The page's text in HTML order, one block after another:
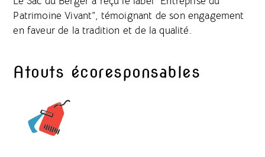
Patrimoine Vivant”, témoignant de son engagement
en faveur de la tradition et de la qualité.
Atouts écoresponsables